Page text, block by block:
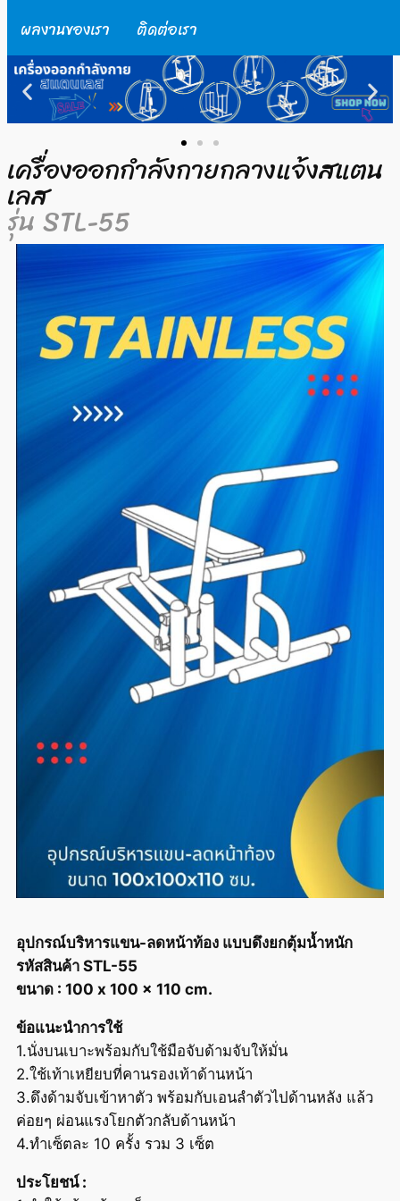
ผลงานของเรา ติดต่อเรา
เครื่องออกกำลังกายกลางแจ้งสแตน
เลส
รุ่น STL-55
อุปกรณ์บริหารแขน-ลดหน้าท้อง แบบดึงยกตุ้มน้ำหนัก
รหัสสินค้า STL-55
ขนาด : 100 x 100 x 110 cm.
ข้อแนะนำการใช้
1.นั่งบนเบาะพร้อมกับใช้มือจับด้ามจับให้มั่น
2.ใช้เท้าเหยียบที่คานรองเท้าด้านหน้า
3.ดึงด้ามจับเข้าหาตัว พร้อมกับเอนลำตัวไปด้านหลัง แล้ว
ค่อยๆ ผ่อนแรงโยกตัวกลับด้านหน้า
4.ทำเซ็ตละ 10 ครั้ง รวม 3 เซ็ต
ประโยชน์ :